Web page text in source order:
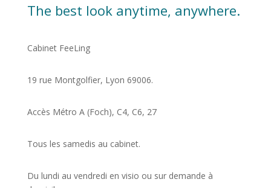
The best look anytime, anywhere.
Cabinet FeeLing
19 rue Montgolfier, Lyon 69006.
Accès Métro A (Foch), C4, C6, 27
Tous les samedis au cabinet.
Du lundi au vendredi en visio ou sur demande à